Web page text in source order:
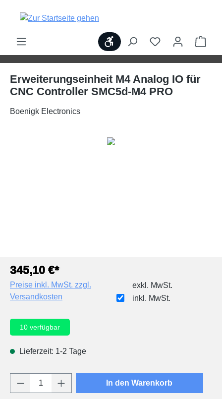
springen
Werkzeugleiste anzeigen
Erweiterungseinheit M4 Analog IO für
CNC Controller SMC5d-M4 PRO
Boenigk Electronics
345,10 €*
Preise inkl. MwSt. zzgl.
Versandkosten
exkl. MwSt.
inkl. MwSt.
10 verfügbar
Lieferzeit: 1-2 Tage
Produkt Anzahl: Gib den gewünschten
In den Warenkorb